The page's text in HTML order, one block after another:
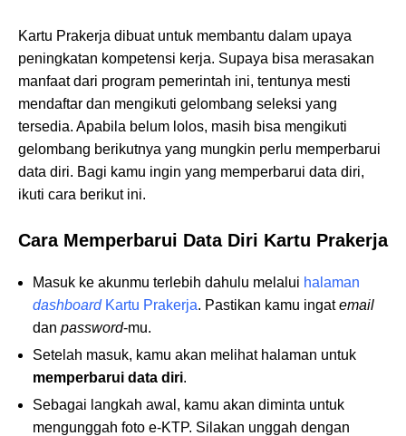
Kartu Prakerja dibuat untuk membantu dalam upaya
peningkatan kompetensi kerja. Supaya bisa merasakan
manfaat dari program pemerintah ini, tentunya mesti
mendaftar dan mengikuti gelombang seleksi yang
tersedia. Apabila belum lolos, masih bisa mengikuti
gelombang berikutnya yang mungkin perlu memperbarui
data diri. Bagi kamu ingin yang memperbarui data diri,
ikuti cara berikut ini.
Cara Memperbarui Data Diri Kartu Prakerja
Masuk ke akunmu terlebih dahulu melalui halaman
dashboard Kartu Prakerja. Pastikan kamu ingatemail
dan password-mu.
Setelah masuk, kamu akan melihat halaman untuk
memperbarui data diri.
Sebagai langkah awal, kamu akan diminta untuk
mengunggah foto e-KTP. Silakan unggah dengan